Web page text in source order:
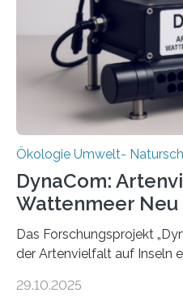
Ökologie Umwelt-
DynaCom:
Wattenmeer Neu
Das Forschungsprojekt
der Artenvielfalt auf Inseln
Beobachtungen im
29.10.2025